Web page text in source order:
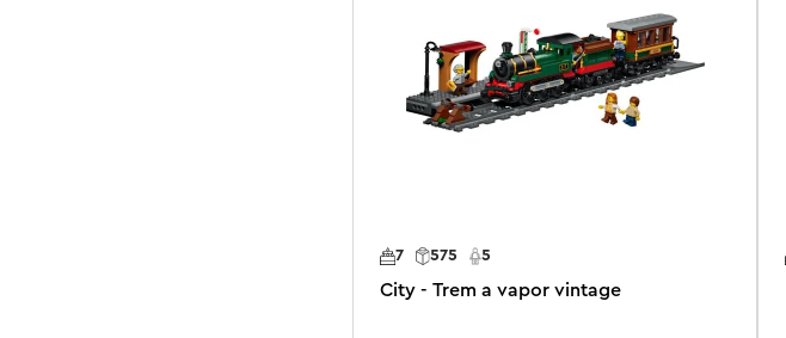
7 575 5
City - Trem a vapor vintage